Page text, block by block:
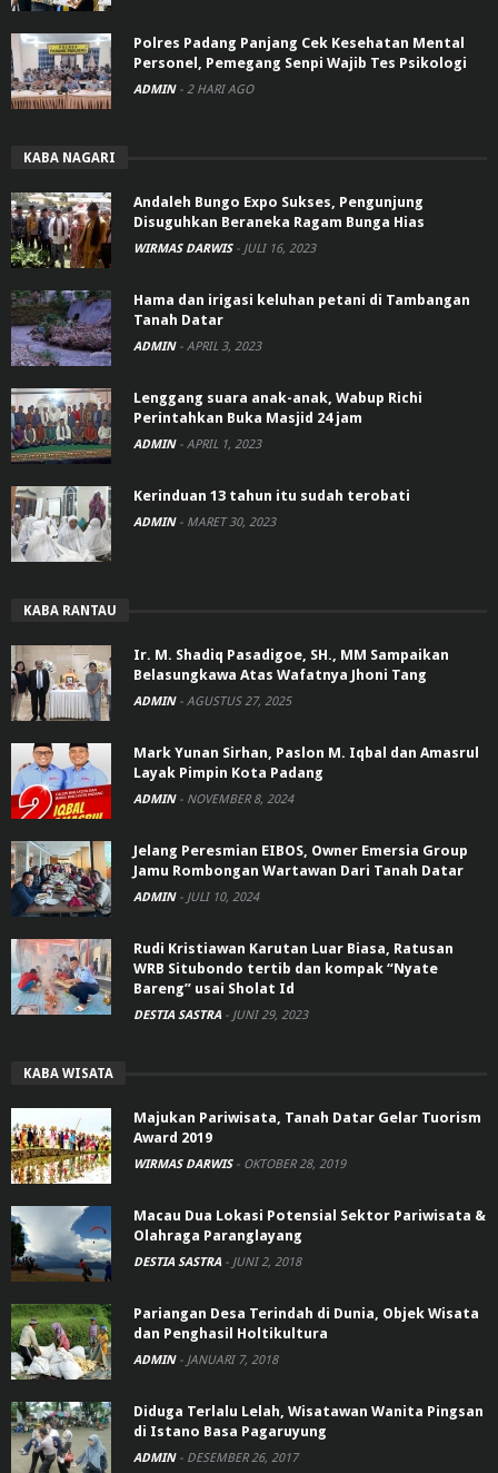
Polres Padang Panjang Cek Kesehatan Mental
Personel, Pemegang Senpi Wajib Tes Psikologi
ADMIN - 2 HARI AGO
KABA NAGARI
Andaleh Bungo Expo Sukses, Pengunjung
Disuguhkan Beraneka Ragam Bunga Hias
WIRMAS DARWIS - JULI 16, 2023
Hama dan irigasi keluhan petani di Tambangan
Tanah Datar
ADMIN - APRIL 3, 2023
Lenggang suara anak-anak, Wabup Richi
Perintahkan Buka Masjid 24 jam
ADMIN - APRIL 1, 2023
Kerinduan 13 tahun itu sudah terobati
ADMIN - MARET 30, 2023
KABA RANTAU
Ir. M. Shadiq Pasadigoe, SH., MM Sampaikan
Belasungkawa Atas Wafatnya Jhoni Tang
ADMIN - AGUSTUS 27, 2025
Mark Yunan Sirhan, Paslon M. Iqbal dan Amasrul
Layak Pimpin Kota Padang
ADMIN - NOVEMBER 8, 2024
Jelang Peresmian EIBOS, Owner Emersia Group
Jamu Rombongan Wartawan Dari Tanah Datar
ADMIN - JULI 10, 2024
Rudi Kristiawan Karutan Luar Biasa, Ratusan
WRB Situbondo tertib dan kompak “Nyate
Bareng” usai Sholat Id
DESTIA SASTRA - JUNI 29, 2023
KABA WISATA
Majukan Pariwisata, Tanah Datar Gelar Tuorism
Award 2019
WIRMAS DARWIS - OKTOBER 28, 2019
Macau Dua Lokasi Potensial Sektor Pariwisata &
Olahraga Paranglayang
DESTIA SASTRA - JUNI 2, 2018
Pariangan Desa Terindah di Dunia, Objek Wisata
dan Penghasil Holtikultura
ADMIN - JANUARI 7, 2018
Diduga Terlalu Lelah, Wisatawan Wanita Pingsan
di Istano Basa Pagaruyung
ADMIN - DESEMBER 26, 2017